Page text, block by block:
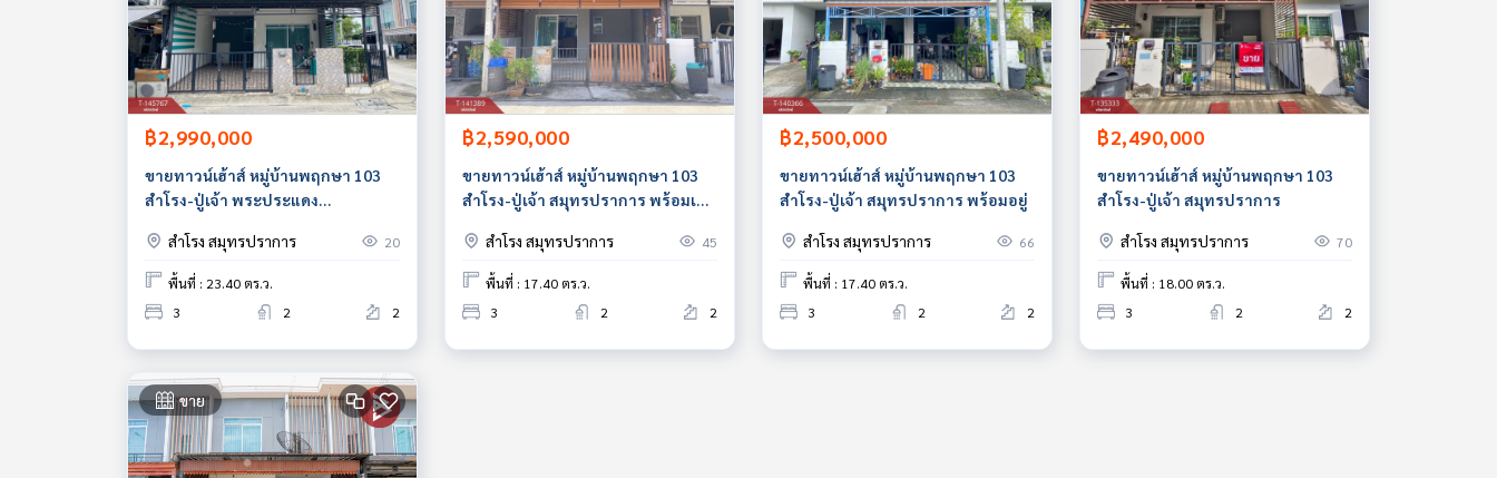
฿2,990,000
ขายทาวน์เฮ้าส์ หมู่บ้านพฤกษา 103
สำโรง-ปู่เจ้า พระประแดง
สำโรง สมุทรปราการ
20
พื้นที่ : 23.40 ตร.ว.
3
2 2
฿2,590,000
ขายทาวน์เฮ้าส์ หมู่บ้านพฤกษา 103
สำโรง-ปู่เจ้า สมุทรปราการ พร้อมเข้า
สำโรง สมุทรปราการ
45
พื้นที่ : 17.40 ตร.ว.
3
2 2
฿2,500,000
ขายทาวน์เฮ้าส์ หมู่บ้านพฤกษา 103
สำโรง-ปู่เจ้า สมุทรปราการ พร้อมอยู่
สำโรง สมุทรปราการ 66
พื้นที่ : 17.40 ตร.ว.
3
2 2
฿2,490,000
ขายทาวน์เฮ้าส์ หมู่บ้านพฤกษา 103
สำโรง-ปู่เจ้า สมุทรปราการ
สำโรง สมุทรปราการ 70
พื้นที่ : 18.00 ตร.ว.
3
2 2
ขาย